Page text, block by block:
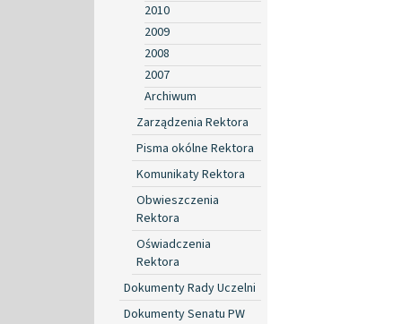
2010
2009
2008
2007
Archiwum
Zarządzenia Rektora
Pisma okólne Rektora
Komunikaty Rektora
Obwieszczenia
Rektora
Oświadczenia
Rektora
Dokumenty Rady Uczelni
Dokumenty Senatu PW